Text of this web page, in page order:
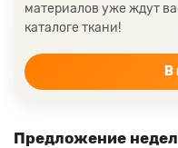
Ткани желтого цвета
Цвет ткани бежевый
материалов уже ждут
каталоге ткани!
В
Предложение